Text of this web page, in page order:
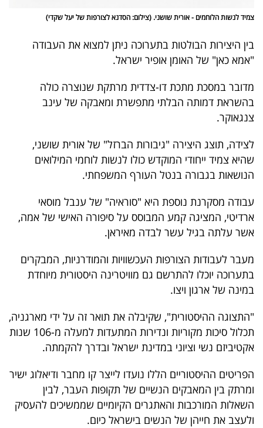
צמיד לנשות הלוחמים - אורית שושני. (צילום: הסדנא לצורפות של יעל שקדי)
בין היצירות הבולטות בתערוכה ניתן למצוא את העבודה
"אמא כאן" של האומן אופיר ישראל.
מדובר במסכת מתכת דו-צדדית מרתקת שנוצרה כולה
בהשראת דמותה הבלתי מתפשרת ומאבקה של עינב
צנגאוקר.
לצידה, תוצג היצירה "גיבורות הברזל" של אורית שושני,
שהיא צמיד ייחודי המוקדש כולו לנשות לוחמי המילואים
הנושאות בגבורה בנטל העורף המשפחתי.
עבודה מסקרנת נוספת היא "סוראיה" של ענבל מוסאי
ארדיטי, המציגה קמע המבוסס על סיפורה האישי של אמה,
אשר עלתה בגיל עשר לבדה מאיראן.
מעבר לעבודות הצורפות העכשוויות והמודרניות, המבקרים
בתערוכה יוכלו להתרשם גם מוויטרינה היסטורית מיוחדת
במינה של ארגון ויצו.
"התצוגה ההיסטורית", שקיבלה את תואר זה על ידי מארגניה,
תכלול סיכות מקוריות ונדירות המתעדות למעלה מ-106 שנות
אקטיביזם נשי וציוני במדינת ישראל ובדרך להקמתה.
הפריטים ההיסטוריים הללו נועדו לייצר קו מחבר ודיאלוג ישיר
ומרתק בין המאבקים הנשיים של תקופות העבר, לבין
השאלות המורכבות והאתגרים הקיומיים שממשיכים להעסיק
ולעצב את חייהן של הנשים בישראל כיום.